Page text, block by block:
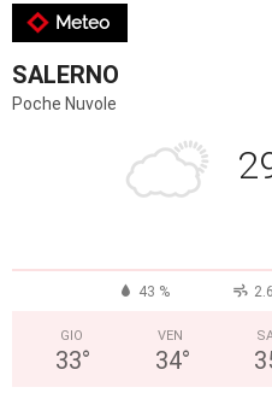
Meteo
SALERNO
Poche Nuvole
43 %
GIO
33°
VEN
34°